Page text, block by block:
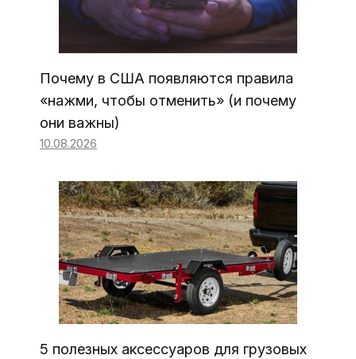
Почему в США появляются правила
«нажми, чтобы отменить» (и почему
они важны)
10.08.2026
5 полезных аксессуаров для грузовых